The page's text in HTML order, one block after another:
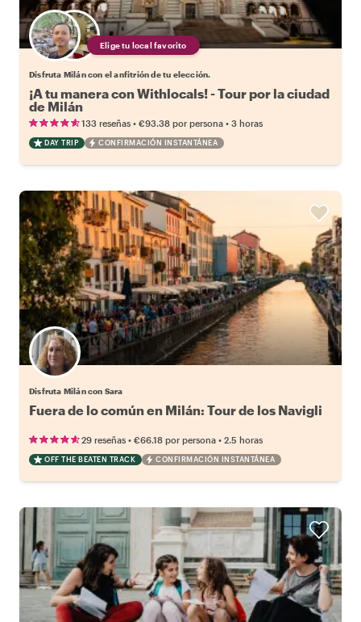
Elige tu local favorito
Disfruta Milán con el anfitrión de tu elección.
¡A tu manera con Withlocals! - Tour por la ciudad
de Milán
133 reseñas • €93.38 por persona • 3 horas
DAY TRIP CONFIRMACIÓN INSTANTÁNEA
Disfruta Milán con Sara
Fuera de lo común en Milán: Tour de los Navigli
29 reseñas • €66.18 por persona • 2.5 horas
OFF THE BEATEN TRACK CONFIRMACIÓN INSTANTÁNEA